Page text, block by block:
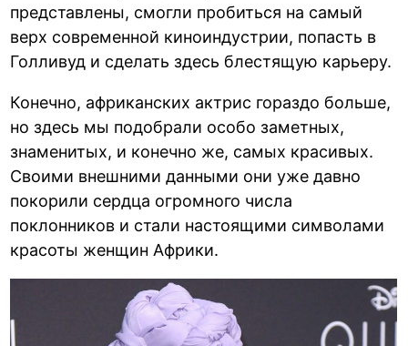
представлены, смогли пробиться на самый
верх современной киноиндустрии, попасть в
Голливуд и сделать здесь блестящую карьеру.
Конечно, африканских актрис гораздо больше,
но здесь мы подобрали особо заметных,
знаменитых, и конечно же, самых красивых.
Своими внешними данными они уже давно
покорили сердца огромного числа
поклонников и стали настоящими символами
красоты женщин Африки.